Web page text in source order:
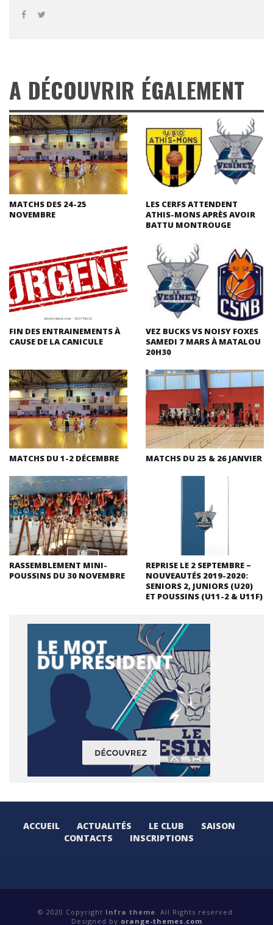
A DÉCOUVRIR ÉGALEMENT
MATCHS DES 24-25
NOVEMBRE
LES CERFS ATTENDENT
ATHIS-MONS APRÈS AVOIR
BATTU MONTROUGE
FIN DES ENTRAINEMENTS À
CAUSE DE LA CANICULE
VEZ BUCKS VS NOISY FOXES
SAMEDI 7 MARS À MATALOU
20H30
MATCHS DU 1-2 DÉCEMBRE MATCHS DU 25 & 26 JANVIER
RASSEMBLEMENT MINI-
POUSSINS DU 30 NOVEMBRE
REPRISE LE 2 SEPTEMBRE –
NOUVEAUTÉS 2019-2020:
SENIORS 2, JUNIORS (U20)
ET POUSSINS (U11-2 & U11F)
ACCUEIL ACTUALITÉS LE CLUB
SAISON
CONTACTS
INSCRIPTIONS
© 2020 Copyright Infra theme . All Rights reserved.
Designed by orange-themes.com